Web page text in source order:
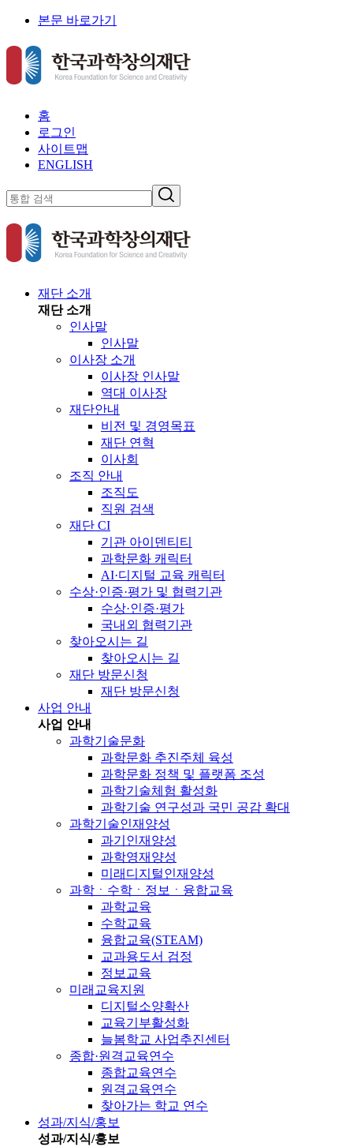
본문 바로가기
홈
로그인
사이트맵
ENGLISH
재단 소개
재단 소개
인사말
인사말
이사장 소개
이사장 인사말
역대 이사장
재단안내
비전 및 경영목표
재단 연혁
이사회
조직 안내
조직도
직원 검색
재단 CI
기관 아이덴티티
과학문화 캐릭터
AI·디지털 교육 캐릭터
수상·인증·평가 및 협력기관
수상·인증·평가
국내외 협력기관
찾아오시는 길
찾아오시는 길
재단 방문신청
재단 방문신청
사업 안내
사업 안내
과학기술문화
과학문화 추진주체 육성
과학문화 정책 및 플랫폼 조성
과학기술체험 활성화
과학기술 연구성과 국민 공감 확대
과학기술인재양성
과기인재양성
과학영재양성
미래디지털인재양성
과학ㆍ수학ㆍ정보ㆍ융합교육
과학교육
수학교육
융합교육(STEAM)
교과용도서 검정
정보교육
미래교육지원
디지털소양확산
교육기부활성화
늘봄학교 사업추진센터
종합·원격교육연수
종합교육연수
원격교육연수
찾아가는 학교 연수
성과/지식/홍보
성과/지식/홍보